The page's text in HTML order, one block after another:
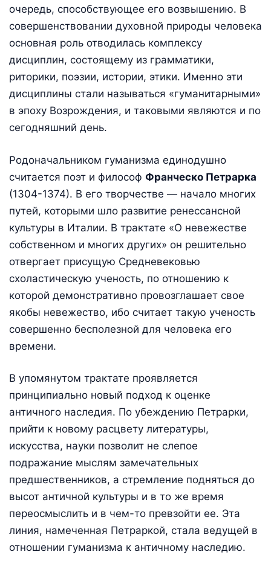
очередь, способствующее его возвышению. В
совершенствовании духовной природы человека
основная роль отводилась комплексу
дисциплин, состоящему из грамматики,
риторики, поэзии, истории, этики. Именно эти
дисциплины стали называться «гуманитарными»
в эпоху Возрождения, и таковыми являются и по
сегодняшний день.
Родоначальником гуманизма единодушно
считается поэт и философ Франческо Петрарка
(1304-1374). В его творчестве — начало многих
путей, которыми шло развитие ренессансной
культуры в Италии. В трактате «О невежестве
собственном и многих других» он решительно
отвергает присущую Средневековью
схоластическую ученость, по отношению к
которой демонстративно провозглашает свое
якобы невежество, ибо считает такую ученость
совершенно бесполезной для человека его
времени.
В упомянутом трактате проявляется
принципиально новый подход к оценке
античного наследия. По убеждению Петрарки,
прийти к новому расцвету литературы,
искусства, науки позволит не слепое
подражание мыслям замечательных
предшественников, а стремление подняться до
высот античной культуры и в то же время
переосмыслить и в чем-то превзойти ее. Эта
линия, намеченная Петраркой, стала ведущей в
отношении гуманизма к античному наследию.